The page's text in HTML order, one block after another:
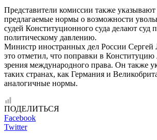
Представители комиссии также указывают
предлагаемые нормы о возможности
судей Конституционного суда делают суд
политическому давлению.
Министр иностранных дел России Сергей
это отметил, что поправки в
зрения международного права. Он также
таких странах, как Германия и
аналогичные нормы.
ПОДЕЛИТЬСЯ
Facebook
Twitter